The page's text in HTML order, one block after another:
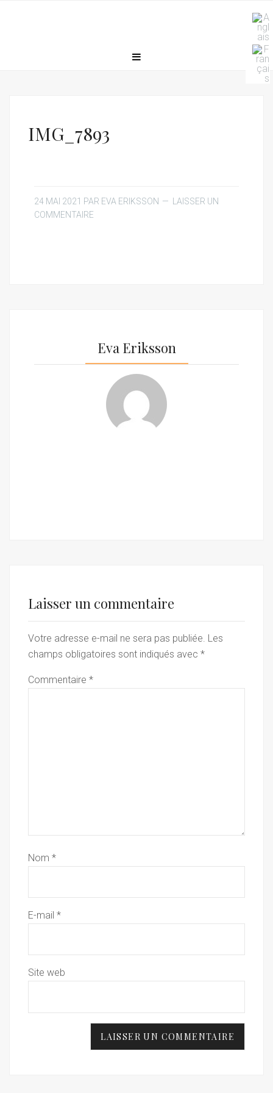
IMG_7893
24 MAI 2021 PAR EVA ERIKSSON
LAISSER UN
COMMENTAIRE
Eva Eriksson
Laisser un commentaire
Votre adresse e-mail ne sera pas publiée. Les
champs obligatoires sont indiqués avec *
Commentaire *
Nom *
E-mail *
Site web